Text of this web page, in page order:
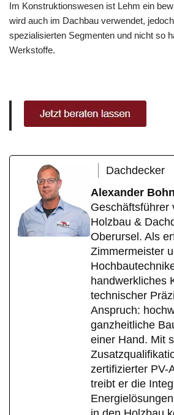
Im Konstruktionswesen ist Lehm ein
wird auch im Dachbau verwendet,
spezialisierten Segmenten und nicht so
Werkstoffe.
Dachdecker
Alexander Bohn
Geschäftsführer
Holzbau &
Oberursel. Als
Zimmermeister
handwerkliches
technischer
Anspruch:
ganzheitliche
einer Hand. Mit
zertifizierter PV-
treibt er die